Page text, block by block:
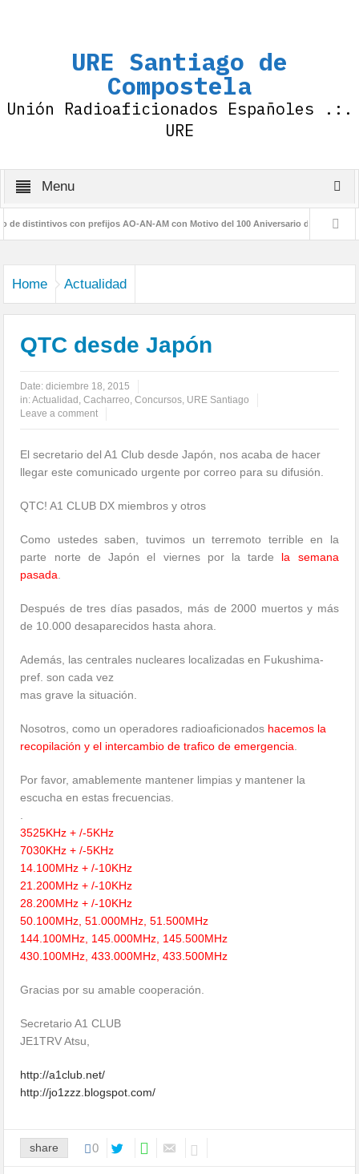
URE Santiago de
Compostela
Unión Radioaficionados Españoles .:.
URE
Menu
con prefijos AO-AN-AM con Motivo del 100 Aniversario de la IARU
Home Actualidad
QTC desde Japón
Date:diciembre 18, 2015
in:Actualidad ,Cacharreo,Concursos, URE Santiago
Leave a comment
El secretario del A1 Club desde Japón, nos acaba de hacer
llegar este comunicado urgente por correo para su difusión.
QTC! A1 CLUB DX miembros y otros
Como ustedes saben, tuvimos un terremoto terrible en la
parte norte de Japón el viernes por la tarde la semana
pasada
Después de tres días pasados, más de 2000 muertos y más
de 10.000 desaparecidos hasta ahora.
Además, las centrales nucleares localizadas en Fukushima-
pref. son cada vez
mas grave la situación.
Nosotros, como un operadores radioaficionados hacemos la
recopilación y el intercambio de trafico de emergencia
Por favor, amablemente mantener limpias y mantener la
escucha en estas frecuencias.
3525KHz + /-5KHz
7030KHz + /-5KHz
14.100MHz + /-10KHz
21.200MHz + /-10KHz
28.200MHz + /-10KHz
50.100MHz, 51.000MHz, 51.500MHz
144.100MHz, 145.000MHz, 145.500MHz
430.100MHz, 433.000MHz, 433.500MHz
Gracias por su amable cooperación.
Secretario A1 CLUB
JE1TRV Atsu,
http://a1club.net/
http://jo1zzz.blogspot.com/
share 0